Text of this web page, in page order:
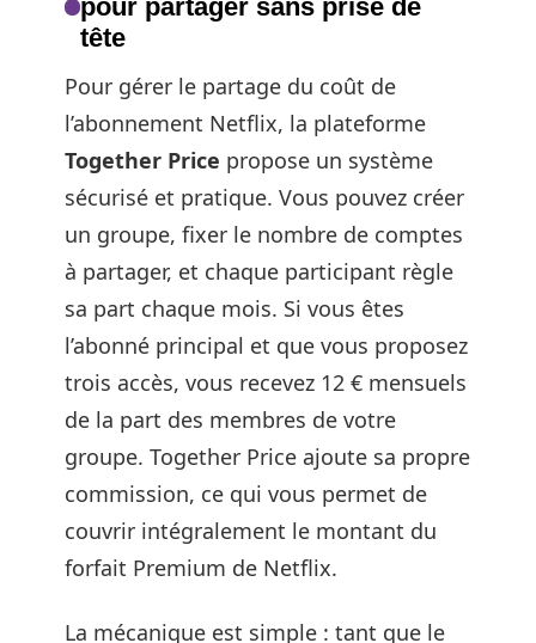
pour partager sans prise de
tête
Pour gérer le partage du coût de
l’abonnement Netflix, la plateforme
Together Price propose un système
sécurisé et pratique. Vous pouvez créer
un groupe, fixer le nombre de comptes
à partager, et chaque participant règle
sa part chaque mois. Si vous êtes
l’abonné principal et que vous proposez
trois accès, vous recevez 12 € mensuels
de la part des membres de votre
groupe. Together Price ajoute sa propre
commission, ce qui vous permet de
couvrir intégralement le montant du
forfait Premium de Netflix.
La mécanique est simple : tant que le